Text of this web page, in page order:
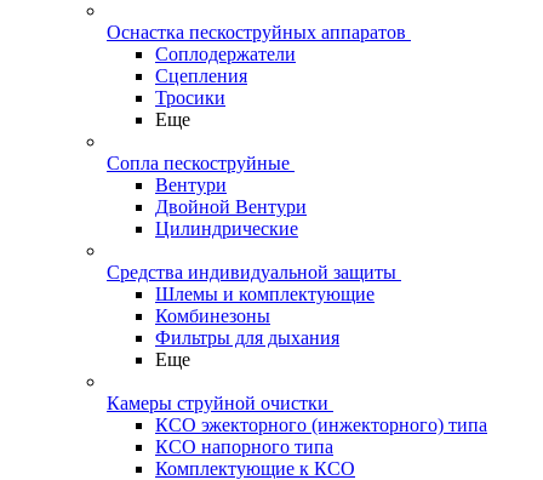
Оснастка пескоструйных аппаратов
Соплодержатели
Сцепления
Тросики
Еще
Сопла пескоструйные
Вентури
Двойной Вентури
Цилиндрические
Средства индивидуальной защиты
Шлемы и комплектующие
Комбинезоны
Фильтры для дыхания
Еще
Камеры струйной очистки
КСО эжекторного (инжекторного) типа
КСО напорного типа
Комплектующие к КСО